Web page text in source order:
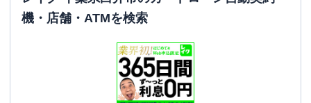
機・店舗・ATMを検索